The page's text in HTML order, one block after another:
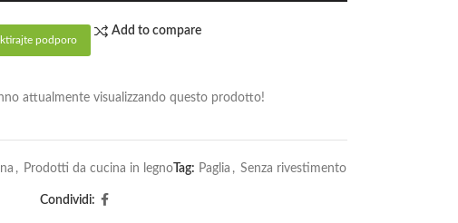
podporo
Add to compare
attualmente visualizzando questo prodotto!
, Prodotti da cucina in legnoTag: Paglia , Senza rivestimento
Condividi: